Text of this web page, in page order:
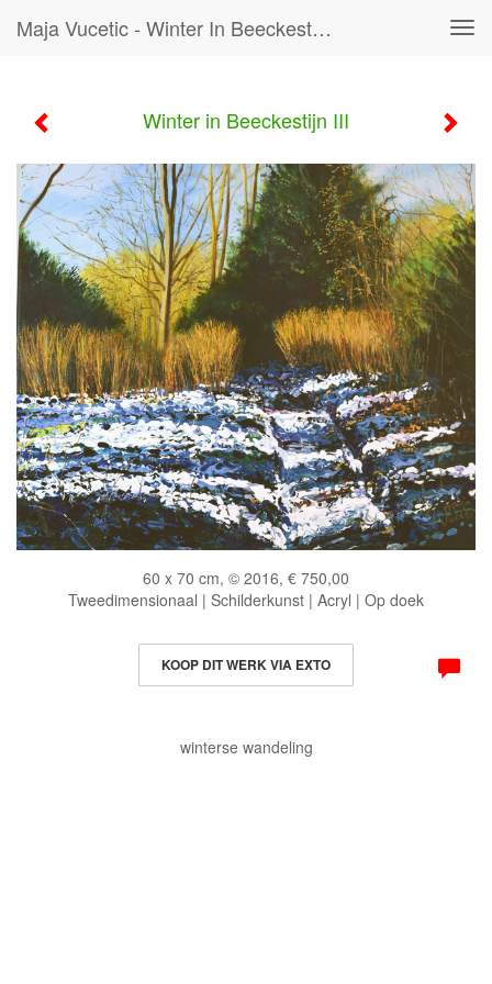
Maja Vucetic - Winter In Beeckestijn III
Winter in Beeckestijn III
60 x 70 cm, © 2016, € 750,00
Tweedimensionaal | Schilderkunst | Acryl | Op doek
KOOP DIT WERK VIA EXTO
winterse wandeling